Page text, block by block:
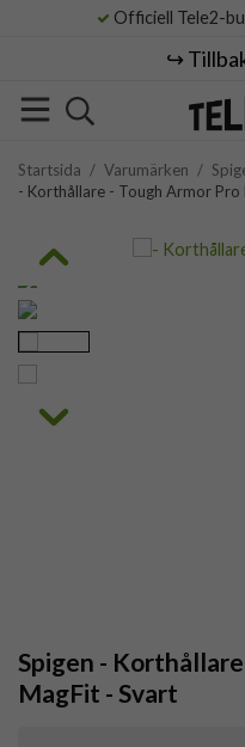
Officiell Tele2-
↪️
Startsida / Varumärken /
- Korthållare - Tough Armor Pro
Spigen -
MagFit - Svart